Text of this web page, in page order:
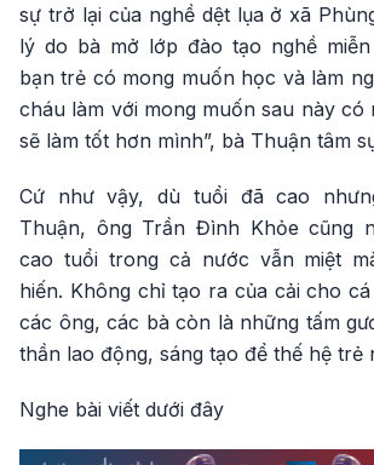
sự trở lại của nghề dệt lụa ở xã
lý do bà mở lớp đào tạo nghề
bạn trẻ có mong muốn học và làm
cháu làm với mong muốn sau này có
sẽ làm tốt hơn mình”, bà Thuận tâm
Cứ như vậy, dù tuổi đã cao
Thuận, ông Trần Đình Khỏe cũng
cao tuổi trong cả nước vẫn miệt
hiến. Không chỉ tạo ra của cải cho
các ông, các bà còn là những tấm
thần lao động, sáng tạo để thế hệ trẻ
Nghe bài viết dưới đây